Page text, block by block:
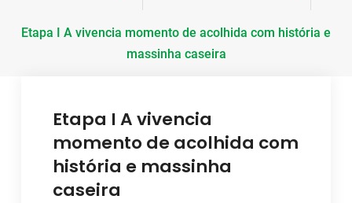
Etapa I A vivencia momento de acolhida com história e
massinha caseira
Etapa I A vivencia
momento de acolhida com
história e massinha
caseira